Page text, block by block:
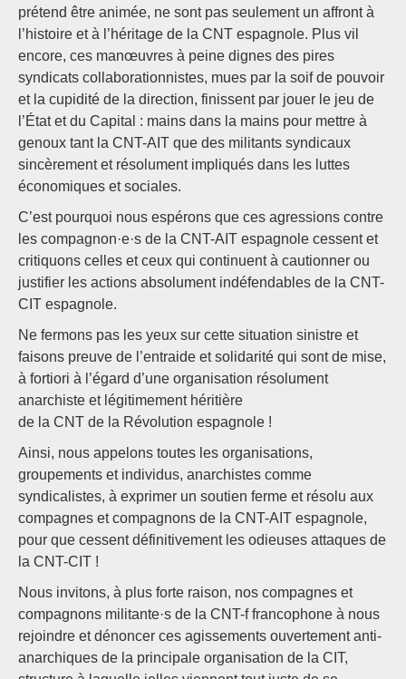
prétend être animée, ne sont pas seulement un affront à
l’histoire et à l’héritage de la CNT espagnole. Plus vil
encore, ces manœuvres à peine dignes des pires
syndicats collaborationnistes, mues par la soif de pouvoir
et la cupidité de la direction, finissent par jouer le jeu de
l’État et du Capital : mains dans la mains pour mettre à
genoux tant la CNT-AIT que des militants syndicaux
sincèrement et résolument impliqués dans les luttes
économiques et sociales.
C’est pourquoi nous espérons que ces agressions contre
les compagnon·e·s de la CNT-AIT espagnole cessent et
critiquons celles et ceux qui continuent à cautionner ou
justifier les actions absolument indéfendables de la CNT-
CIT espagnole.
Ne fermons pas les yeux sur cette situation sinistre et
faisons preuve de l’entraide et solidarité qui sont de mise,
à fortiori à l’égard d’une organisation résolument
anarchiste et légitimement héritière
de la CNT de la Révolution espagnole !
Ainsi, nous appelons toutes les organisations,
groupements et individus, anarchistes comme
syndicalistes, à exprimer un soutien ferme et résolu aux
compagnes et compagnons de la CNT-AIT espagnole,
pour que cessent définitivement les odieuses attaques de
la CNT-CIT !
Nous invitons, à plus forte raison, nos compagnes et
compagnons militante·s de la CNT-f francophone à nous
rejoindre et dénoncer ces agissements ouvertement anti-
anarchiques de la principale organisation de la CIT,